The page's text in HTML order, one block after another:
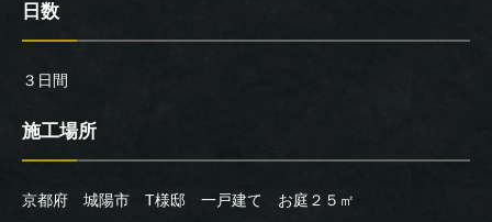
日数
３日間
施工場所
京都府 城陽市 T様邸 一戸建て お庭２５㎡